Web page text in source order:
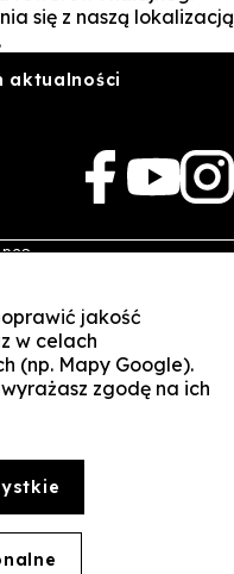
się z naszą lokalizacją
.
aktualności
nas
Multum
stanowią, o ile nie wskazano
publikowania,
innej formie. Ograniczenia
jakość
w celach
(np. Mapy Google).
zgodę na ich